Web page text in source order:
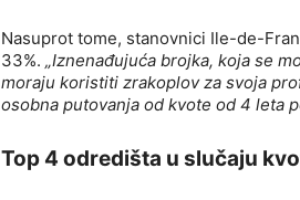
Nasuprot tome, stanovnici Ile-de-
33%. „Iznenađujuća brojka, koja se
moraju koristiti zrakoplov za svoja
osobna putovanja od kvote od 4 leta
Top 4 odredišta u slučaju